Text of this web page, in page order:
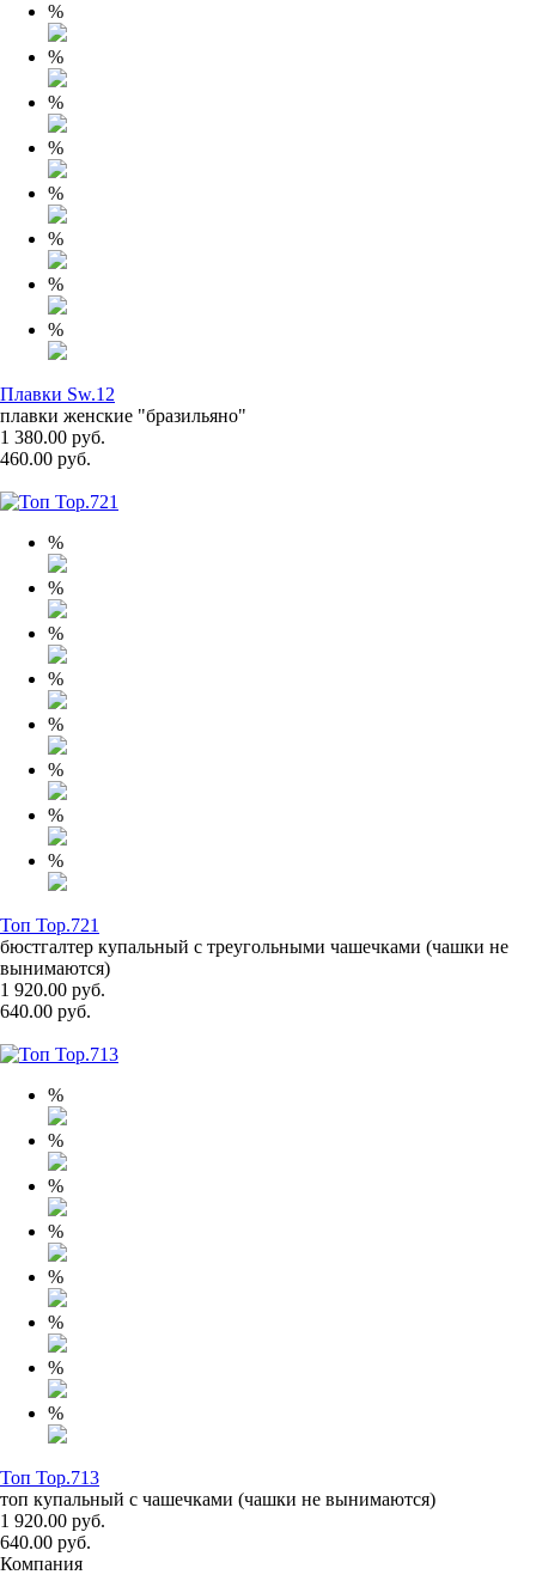
%
%
%
%
%
%
%
%
Плавки Sw.12
плавки женские "бразильяно"
1 380.00 руб.
460.00 руб.
%
%
%
%
%
%
%
%
Топ Top.721
бюстгалтер купальный с треугольными чашечками (чашки не
вынимаются)
1 920.00 руб.
640.00 руб.
%
%
%
%
%
%
%
%
Топ Top.713
топ купальный с чашечками (чашки не вынимаются)
1 920.00 руб.
640.00 руб.
Компания